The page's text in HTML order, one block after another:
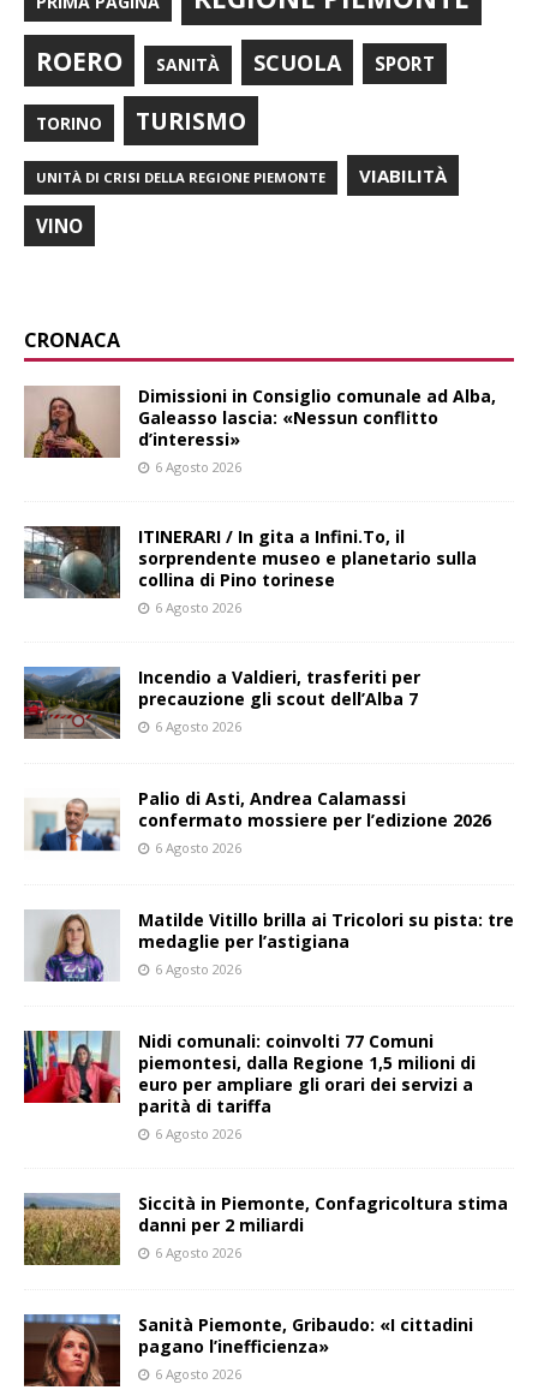
ROERO SANITÀ SCUOLA SPORT
TORINO TURISMO
UNITÀ DI CRISI DELLA REGIONE PIEMONTE VIABILITÀ
VINO
CRONACA
Dimissioni in Consiglio comunale ad Alba,
Galeasso lascia: «Nessun conflitto
d’interessi»
6 Agosto 2026
ITINERARI / In gita a Infini.To, il
sorprendente museo e planetario sulla
collina di Pino torinese
6 Agosto 2026
Incendio a Valdieri, trasferiti per
precauzione gli scout dell’Alba 7
6 Agosto 2026
Palio di Asti, Andrea Calamassi
confermato mossiere per l’edizione 2026
6 Agosto 2026
Matilde Vitillo brilla ai Tricolori su pista: tre
medaglie per l’astigiana
6 Agosto 2026
Nidi comunali: coinvolti 77 Comuni
piemontesi, dalla Regione 1,5 milioni di
euro per ampliare gli orari dei servizi a
parità di tariffa
6 Agosto 2026
Siccità in Piemonte, Confagricoltura stima
danni per 2 miliardi
6 Agosto 2026
Sanità Piemonte, Gribaudo: «I cittadini
pagano l’inefficienza»
6 Agosto 2026